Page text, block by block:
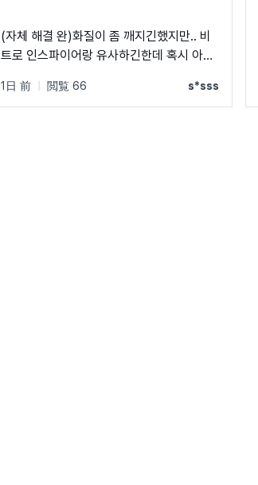
(자체 해결 완)화질이 좀 깨지긴했지만.. 비
트로 인스파이어랑 유사하긴한데 혹시 아시
1日 前 閲覧 66 s*sss